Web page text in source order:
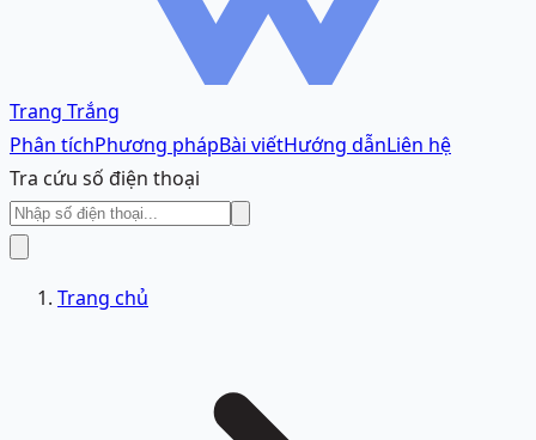
Trang Trắng
Phân tíchPhương phápBài viếtHướng dẫnLiên hệ
Tra cứu số điện thoại
Trang chủ